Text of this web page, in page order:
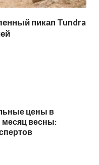
пикап Tundra
цены в
месяц весны: